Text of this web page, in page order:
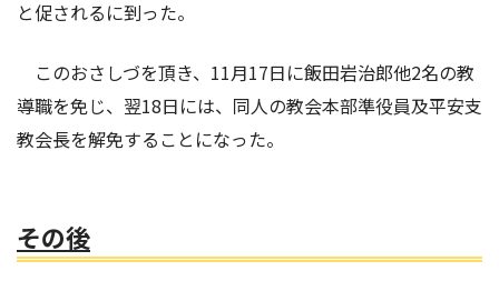
と促されるに到った。
このおさしづを頂き、11月17日に飯田岩治郎他2名の教
導職を免じ、翌18日には、同人の教会本部準役員及平安支
教会長を解免することになった。
その後